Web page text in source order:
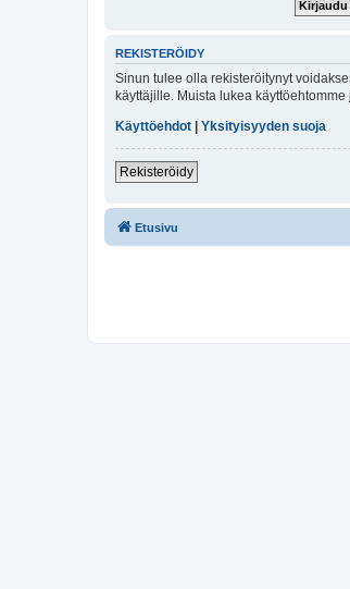
REKISTERÖIDY
Sinun tulee olla rekisteröitynyt
käyttäjille. Muista lukea
Käyttöehdot
Yksityisyyden suoja
Rekisteröidy
Etusivu